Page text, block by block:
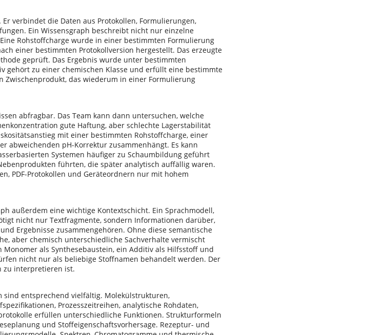
verbindet die Daten aus Protokollen, Formulierungen,
Ein Wissensgraph beschreibt nicht nur einzelne
Rohstoffcharge wurde in einer bestimmten Formulierung
einer bestimmten Protokollversion hergestellt. Das erzeugte
geprüft. Das Ergebnis wurde unter bestimmten
gehört zu einer chemischen Klasse und erfüllt eine bestimmte
Zwischenprodukt, das wiederum in einer Formulierung
abfragbar. Das Team kann dann untersuchen, welche
gute Haftung, aber schlechte Lagerstabilität
mit einer bestimmten Rohstoffcharge, einer
abweichenden pH-Korrektur zusammenhängt. Es kann
Systemen häufiger zu Schaumbildung geführt
führten, die später analytisch auffällig waren.
PDF-Protokollen und Geräteordnern nur mit hohem
außerdem eine wichtige Kontextschicht. Ein Sprachmodell,
nicht nur Textfragmente, sondern Informationen darüber,
Ergebnisse zusammengehören. Ohne diese semantische
aber chemisch unterschiedliche Sachverhalte vermischt
als Synthesebaustein, ein Additiv als Hilfsstoff und
nicht nur als beliebige Stoffnamen behandelt werden. Der
zu interpretieren ist.
sind entsprechend vielfältig. Molekülstrukturen,
Prozesszeitreihen, analytische Rohdaten,
erfüllen unterschiedliche Funktionen. Strukturformeln
und Stoffeigenschaftsvorhersage. Rezeptur- und